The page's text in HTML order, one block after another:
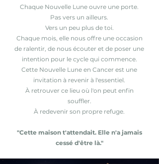
Chaque Nouvelle Lune ouvre une porte.
Pas vers un ailleurs.
Vers un peu plus de toi.
Chaque mois, elle nous offre une occasion
de ralentir, de nous écouter et de poser une
intention pour le cycle qui commence.
Cette Nouvelle Lune en Cancer est une
invitation à revenir à l'essentiel.
À retrouver ce lieu où l'on peut enfin
souffler.
À redevenir son propre refuge.
"Cette maison t'attendait. Elle n'a jamais
cessé d'être là."